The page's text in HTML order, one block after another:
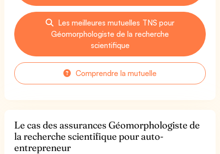
Les meilleures mutuelles TNS pour
Géomorphologiste de la recherche
scientifique
Comprendre la mutuelle
Le cas des assurances Géomorphologiste de
la recherche scientifique pour auto-
entrepreneur